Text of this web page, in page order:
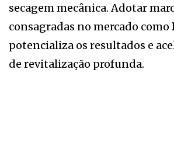
secagem mecânica. Adotar
consagradas no mercado como
potencializa os resultados e
de revitalização profunda.